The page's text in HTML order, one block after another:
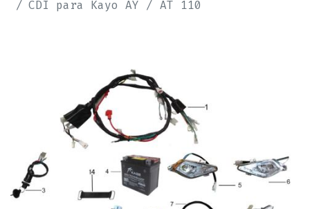
CDI para Kayo AY / AT 110